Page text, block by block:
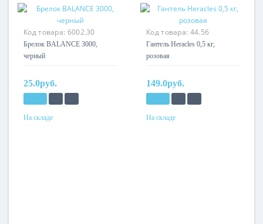
Код товара: 6002.30
Брелок BALANCE 3000,
черный
25.0руб.
На складе
Код товара: 44.56
Гантель Heracles 0,5 кг,
розовая
149.0руб.
На складе